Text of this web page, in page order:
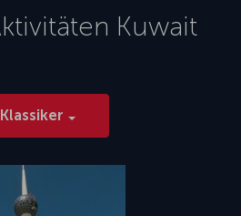
Kuwait
Klassiker